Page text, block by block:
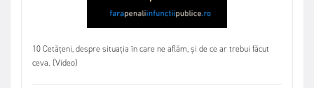
10 Cetățeni, despre situația în care ne aflăm, și de ce ar trebui făcut
ceva. (Video)